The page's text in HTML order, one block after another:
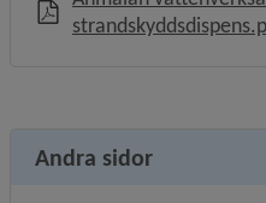
Andra sidor